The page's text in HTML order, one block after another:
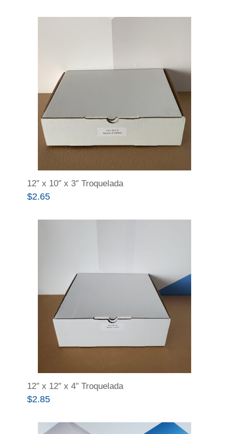
12″ x 10″ x 3″ Troquelada
$2.65
12″ x 12″ x 4″ Troquelada
$2.85